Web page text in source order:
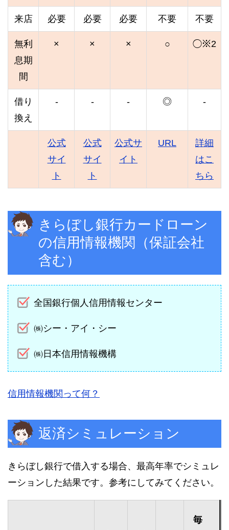
来店 必要 必要 必要 不要 不要
無利
息期
間
× × × ○ ◯※2
借り
換え
- - - ◎ -
公式
サイ
ト
公式
サイ
ト
公式サ
イト
URL
詳細
はこ
ちら
きらぼし銀行カードローン
の信用情報機関（保証会社
含む）
全国銀行個人信用情報センター
㈱シー・アイ・シー
㈱日本信用情報機構
信用情報機関って何？
返済シミュレーション
きらぼし銀行で借入する場合、最高年率でシミュレ
ーションした結果です。参考にしてみてください。
毎